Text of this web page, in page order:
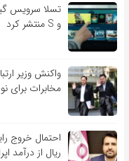
و S منتشر کرد
واکنش وزیر
مخابرات برای
ریال از درآمد